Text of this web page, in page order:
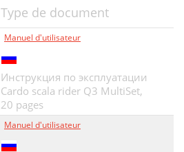
Type de document
Manuel d'utilisateur
Инструкция по эксплуатации
Cardo scala rider Q3 MultiSet,
20 pages
Manuel d'utilisateur